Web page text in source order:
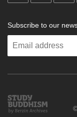
Subscribe to our
Enter
Study
Buddhism